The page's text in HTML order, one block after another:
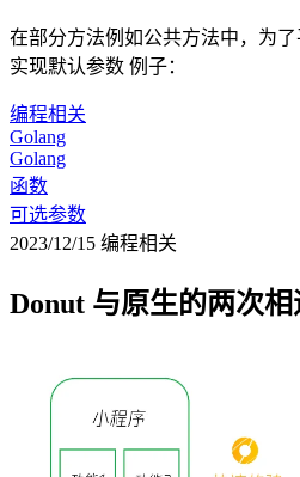
在部分方法例如公共方法中，为
实现默认参数 例子：
编程相关
Golang
Golang
函数
可选参数
2023/12/15 编程相关
Donut 与原生的两次相